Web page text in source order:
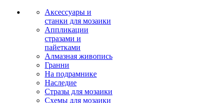
Аксессуары и
станки для мозаики
Аппликации
стразами и
пайетками
Алмазная живопись
Гранни
На подрамнике
Наследие
Стразы для мозаики
Схемы для мозаики